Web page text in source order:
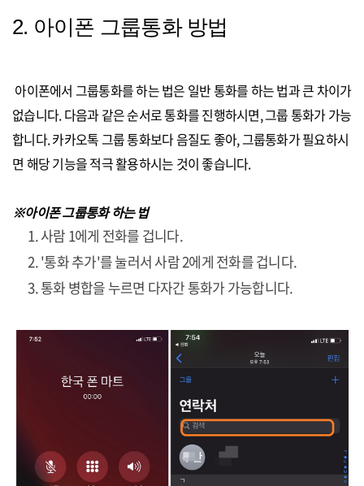
2. 아이폰 그룹통화 방법
아이폰에서 그룹통화를 하는 법은 일반 통화를 하는 법과 큰 차이가
없습니다. 다음과 같은 순서로 통화를 진행하시면, 그룹 통화가 가능
합니다. 카카오톡 그룹 통화보다 음질도 좋아, 그룹통화가 필요하시
면 해당 기능을 적극 활용하시는 것이 좋습니다.
※아이폰 그룹통화 하는 법
사람 1에게 전화를 겁니다.
'통화 추가'를 눌러서 사람 2에게 전화를 겁니다.
통화 병합을 누르면 다자간 통화가 가능합니다.